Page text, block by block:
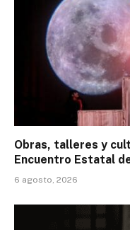
Obras, talleres y
Encuentro Estatal
6 agosto, 2026